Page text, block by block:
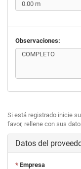
Observaciones:
Si está registrado inicie
favor, rellene con sus
Datos del
* Empresa